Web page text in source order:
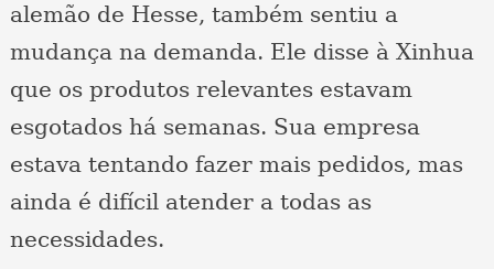
alemão de Hesse, também sentiu a
mudança na demanda. Ele disse à Xinhua
que os produtos relevantes estavam
esgotados há semanas. Sua empresa
estava tentando fazer mais pedidos, mas
ainda é difícil atender a todas as
necessidades.